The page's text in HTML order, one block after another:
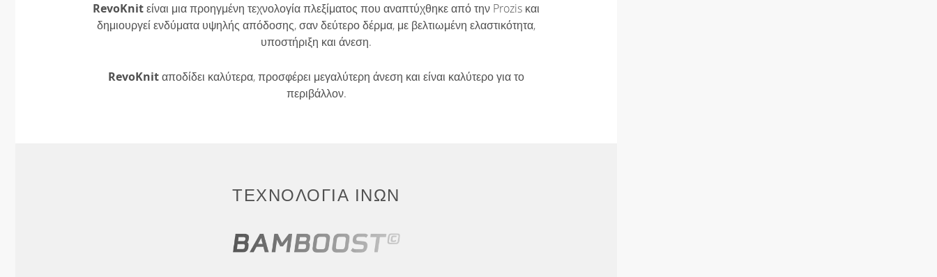
RevoKnitείναι μια προηγμένη τεχνολογία πλεξίματος που αναπτύχθηκε από την Prozis και
δημιουργεί ενδύματα υψηλής απόδοσης, σαν δεύτερο δέρμα, με βελτιωμένη ελαστικότητα,
υποστήριξη και άνεση.
RevoKnitαποδίδει καλύτερα, προσφέρει μεγαλύτερη άνεση και είναι καλύτερο για το
περιβάλλον.
ΤΕΧΝΟΛΟΓΊΑ ΙΝΏΝ